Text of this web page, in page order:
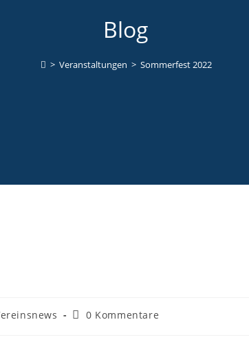
Blog
> Veranstaltungen > Sommerfest 2022
0 Kommentare